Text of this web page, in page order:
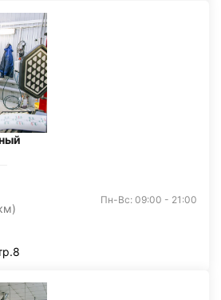
Пн-Вс: 09:00 - 21:00